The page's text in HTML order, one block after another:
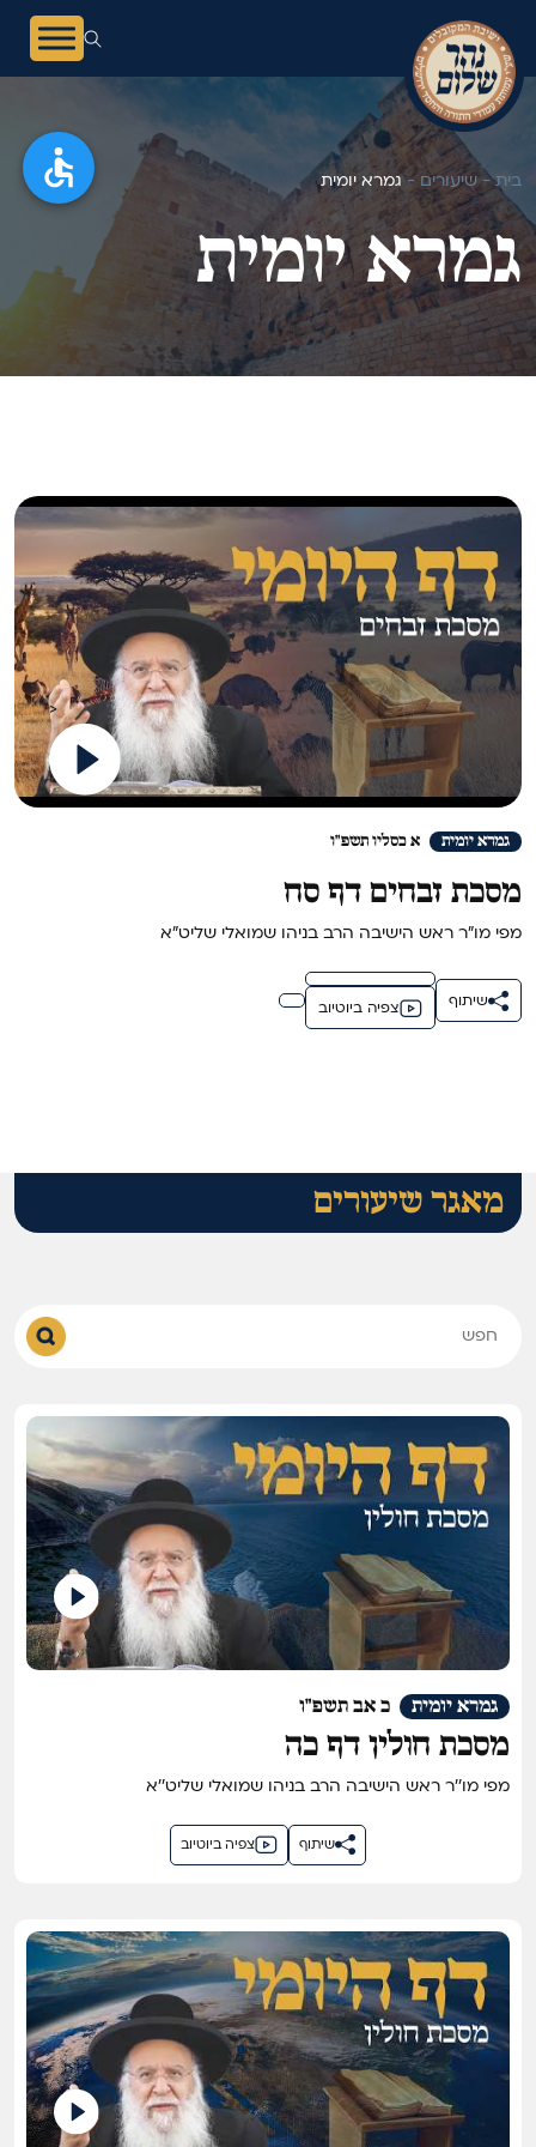
בית -שיעורים -גמרא יומית
גמרא יומית
>
א כסליו תשפ"ו גמרא יומית
מסכת זבחים דף סח
מפי מו"ר ראש הישיבה הרב בניהו שמואלי שליט"א
צפיה ביוטיוב שיתוף
מאגר שיעורים
כ אב תשפ"ו גמרא יומית
מסכת חולין דף כה
מפי מו''ר ראש הישיבה הרב בניהו שמואלי שליט''א
צפיה ביוטיוב שיתוף